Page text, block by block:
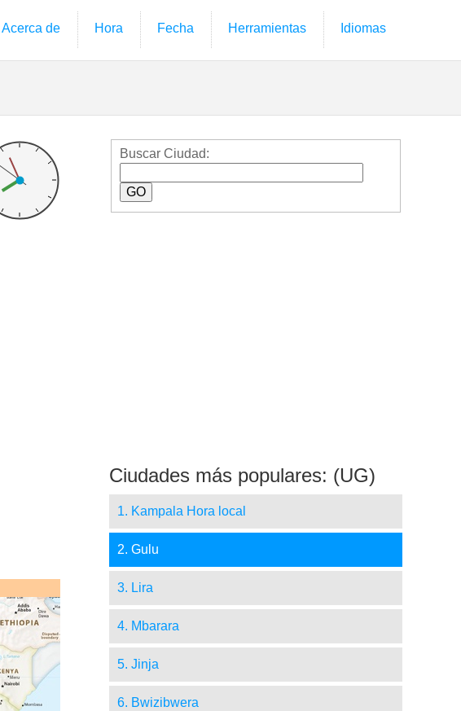
Acerca de Hora Fecha Herramientas Idiomas
Buscar Ciudad:
Ciudades más populares: (UG)
1. Kampala Hora local
2. Gulu
3. Lira
4. Mbarara
5. Jinja
6. Bwizibwera